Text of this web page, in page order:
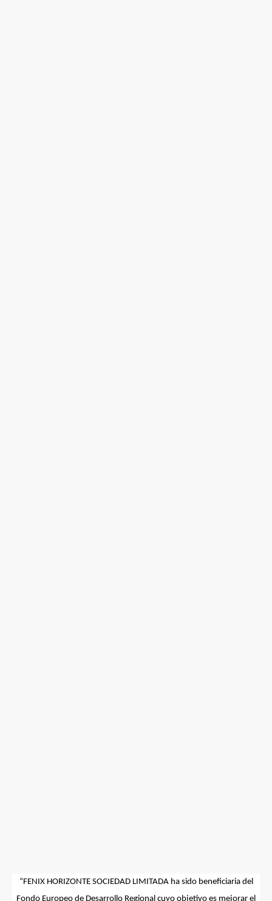
“FENIX HORIZONTE SOCIEDAD LIMITADA ha sido beneficiaria del
Fondo Europeo de Desarrollo Regional cuyo objetivo es mejorar el